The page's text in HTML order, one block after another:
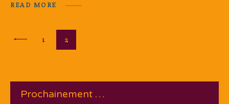
READ MORE
Pagination
PAGE
1 PAGE
2
Prochainement …